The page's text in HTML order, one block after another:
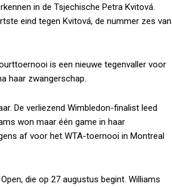
in de Tsjechische Petra Kvitová.
eind tegen Kvitová, de nummer zes van
is een nieuwe tegenvaller voor
haar zwangerschap.
De verliezend Wimbledon-finalist leed
won maar één game in haar
af voor het WTA-toernooi in Montreal
die op 27 augustus begint. Williams